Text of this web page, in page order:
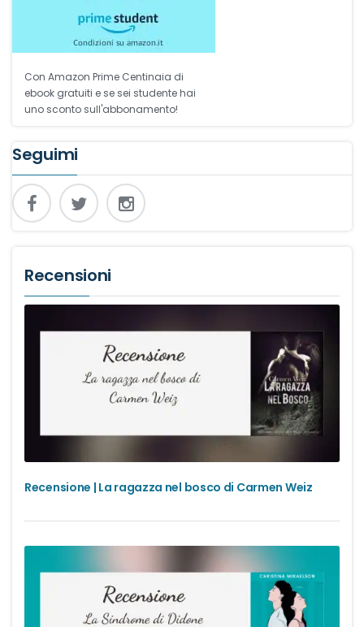
Con Amazon Prime Centinaia di
ebook gratuiti e se sei studente hai
uno sconto sull'abbonamento!
Seguimi
Recensioni
Recensione | La ragazza nel bosco di Carmen Weiz